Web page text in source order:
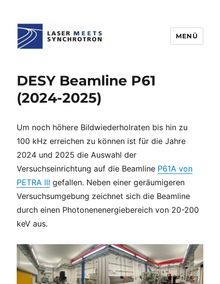
MENÜ
DESY Beamline P61
(2024-2025)
Um noch höhere Bildwiederholraten bis hin zu
100 kHz erreichen zu können ist für die Jahre
2024 und 2025 die Auswahl der
Versuchseinrichtung auf die Beamline P61A von
PETRA III gefallen. Neben einer geräumigeren
Versuchsumgebung zeichnet sich die Beamline
durch einen Photonenenergiebereich von 20-200
keV aus.